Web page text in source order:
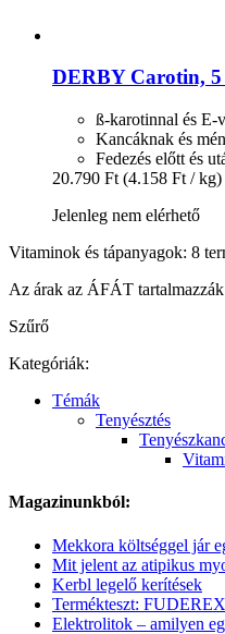
DERBYCarotin, 5
ß-karotinnal és E-
Kancáknak és
Fedezés előtt és
20.790 Ft (4.158 Ft / kg)
Jelenleg nem elérhető
Vitaminok és tápanyagok: 8
Az árak az ÁFÁT tartalmazzák
Szűrő
Kategóriák:
Témák
Tenyésztés
Magazinunkból:
Mekkora költséggel jár
Mit jelent az atipikus
Kerbl legelő kerítések
Termékteszt:
Elektrolitok – amilyen